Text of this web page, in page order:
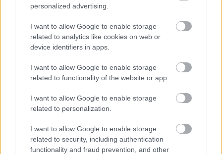
personalized advertising.
I want to allow Google to enable storage
related to analytics like cookies on web or
device identifiers in apps.
I want to allow Google to enable storage
related to functionality of the website or app.
I want to allow Google to enable storage
related to personalization.
I want to allow Google to enable storage
related to security, including authentication
functionality and fraud prevention, and other
HIRDETÉS
HIRDETÉS
A hőségben is védik a növényzetet
Pakson